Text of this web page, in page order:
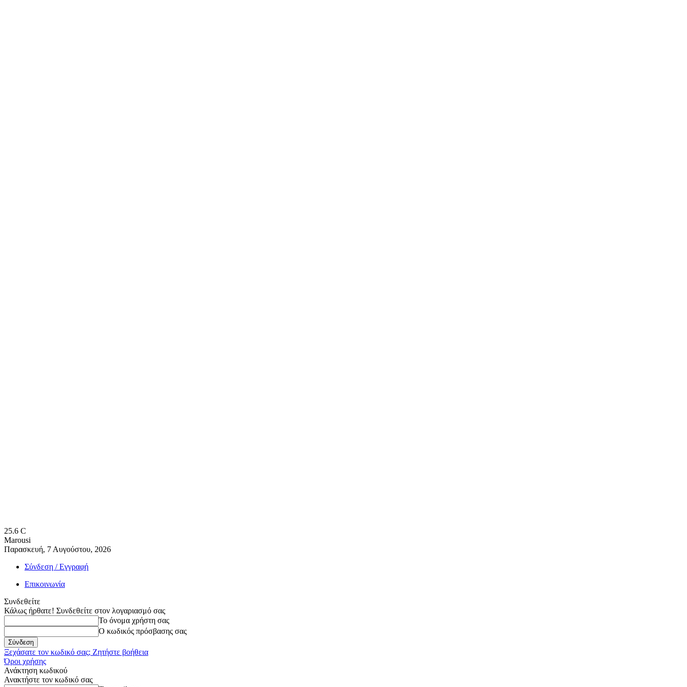
25.6 C
Marousi
Παρασκευή, 7 Αυγούστου, 2026
Σύνδεση / Εγγραφή
Επικοινωνία
Συνδεθείτε
Κάλως ήρθατε! Συνδεθείτε στον λογαριασμό σας
Το όνομα χρήστη σας
Ο κωδικός πρόσβασης σας
Ξεχάσατε τον κωδικό σας; Ζητήστε βοήθεια
Όροι χρήσης
Ανάκτηση κωδικού
Ανακτήστε τον κωδικό σας